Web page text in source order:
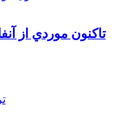
تاکنون موردي از
تردد ۶۰ هزار